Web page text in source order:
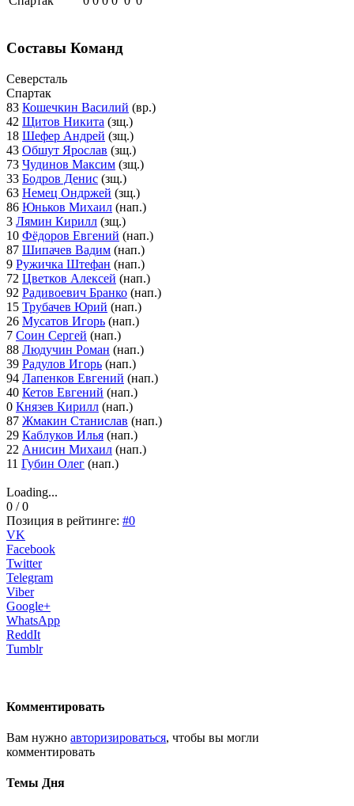
Составы Команд
Северсталь
Спартак
83 Кошечкин Василий (вр.)
42 Щитов Никита (зщ.)
18 Шефер Андрей (зщ.)
43 Обшут Ярослав (зщ.)
73 Чудинов Максим (зщ.)
33 Бодров Денис (зщ.)
63 Немец Ондржей (зщ.)
86 Юньков Михаил (нап.)
3 Лямин Кирилл (зщ.)
10 Фёдоров Евгений (нап.)
87 Шипачев Вадим (нап.)
9 Ружичка Штефан (нап.)
72 Цветков Алексей (нап.)
92 Радивоевич Бранко (нап.)
15 Трубачев Юрий (нап.)
26 Мусатов Игорь (нап.)
7 Соин Сергей (нап.)
88 Людучин Роман (нап.)
39 Радулов Игорь (нап.)
94 Лапенков Евгений (нап.)
40 Кетов Евгений (нап.)
0 Князев Кирилл (нап.)
87 Жмакин Станислав (нап.)
29 Каблуков Илья (нап.)
22 Анисин Михаил (нап.)
11 Губин Олег (нап.)
Loading...
0 / 0
Позиция в рейтинге: #0
VK
Facebook
Twitter
Telegram
Viber
Google+
WhatsApp
ReddIt
Tumblr
Комментировать
Вам нужно авторизироваться, чтобы вы могли
комментировать
Темы Дня